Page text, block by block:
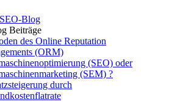
Blog
Beiträge
des Online Reputation
(ORM)
(SEO) oder
(SEM) ?
durch